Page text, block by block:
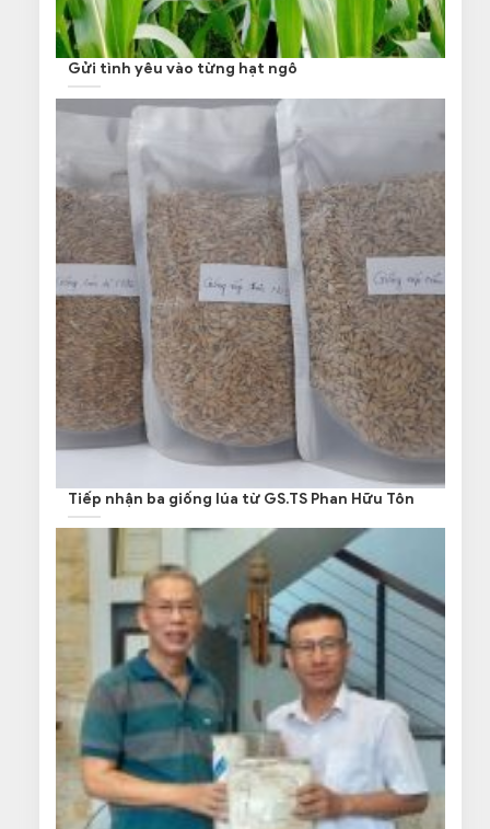
Gửi tình yêu vào từng hạt ngô
Tiếp nhận ba giống lúa từ GS.TS Phan Hữu Tôn